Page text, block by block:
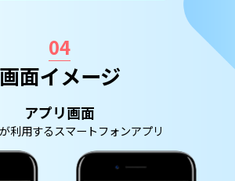
04
画面イメージ
アプリ画面
利用するスマートフォンアプリ